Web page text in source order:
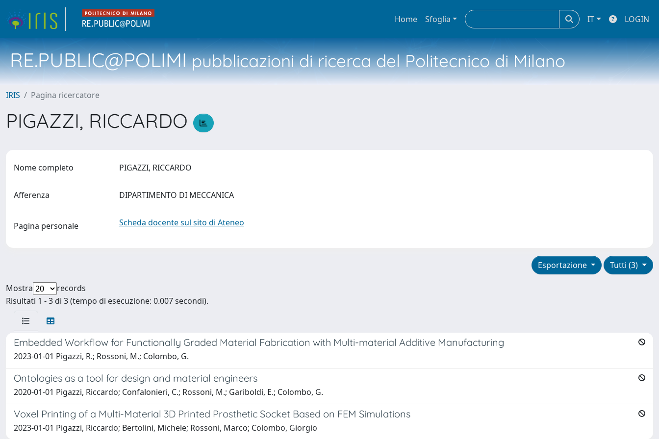
Home Sfoglia IT LOGIN
RE.PUBLIC@POLIMIpubblicazioni di ricerca del Politecnico di Milano
IRIS Pagina ricercatore
PIGAZZI, RICCARDO
Nome completo PIGAZZI, RICCARDO
Afferenza DIPARTIMENTO DI MECCANICA
Pagina personale Scheda docente sul sito di Ateneo
Tutti (3)
Esportazione
Mostra
records
Risultati 1 - 3 di 3 (tempo di esecuzione: 0.007 secondi).
Embedded Workflow for Functionally Graded Material Fabrication with Multi-material Additive Manufacturing
2023-01-01 Pigazzi, R.; Rossoni, M.; Colombo, G.
Ontologies as a tool for design and material engineers
2020-01-01 Pigazzi, Riccardo; Confalonieri, C.; Rossoni, M.; Gariboldi, E.; Colombo, G.
Voxel Printing of a Multi-Material 3D Printed Prosthetic Socket Based on FEM Simulations
2023-01-01 Pigazzi, Riccardo; Bertolini, Michele; Rossoni, Marco; Colombo, Giorgio